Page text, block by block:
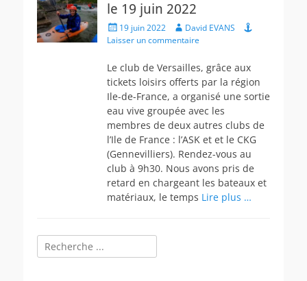
le 19 juin 2022
Posted
on
19 juin 2022 AuthorDavid EVANS
Laisser un commentaire
Le club de Versailles, grâce aux
tickets loisirs offerts par la région
Ile-de-France, a organisé une sortie
eau vive groupée avec les
membres de deux autres clubs de
l’Ile de France : l’ASK et et le CKG
(Gennevilliers). Rendez-vous au
club à 9h30. Nous avons pris de
retard en chargeant les bateaux et
matériaux, le temps Lire plus …
Rechercher :